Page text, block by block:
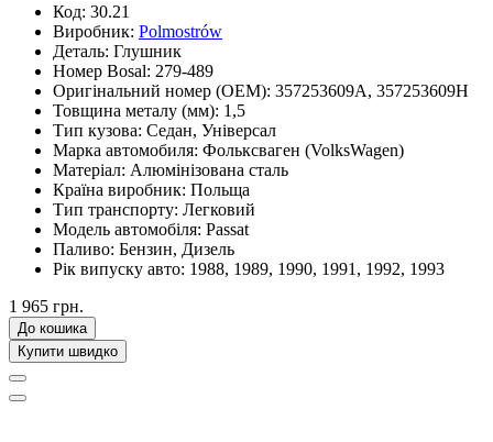
Код: 30.21
Виробник: Polmostrów
Деталь: Глушник
Номер Bosal: 279-489
Оригінальний номер (OEM): 357253609A, 357253609H
Товщина металу (мм): 1,5
Тип кузова: Седан, Універсал
Марка автомобиля: Фольксваген (VolksWagen)
Матеріал: Алюмінізована сталь
Країна виробник: Польща
Тип транспорту: Легковий
Модель автомобіля: Passat
Паливо: Бензин, Дизель
Рік випуску авто: 1988, 1989, 1990, 1991, 1992, 1993
1 965 грн.
До кошика
Купити швидко